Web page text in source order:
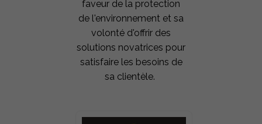
faveur de la protection
de l'environnement et sa
volonté d'offrir des
solutions novatrices pour
satisfaire les besoins de
sa clientèle.